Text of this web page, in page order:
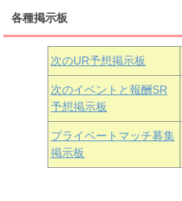
黒澤ダイヤ
朝香果林 近江彼方
各種掲示板
次のUR予想掲示板
次のイベントと報酬SR
予想掲示板
プライベートマッチ募集
掲示板